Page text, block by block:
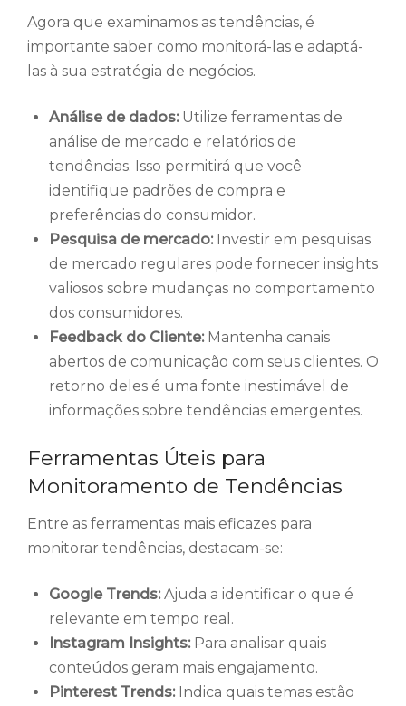
Agora que examinamos as tendências, é
importante saber como monitorá-las e adaptá-
las à sua estratégia de negócios.
Análise de dados:Utilize ferramentas de
análise de mercado e relatórios de
tendências. Isso permitirá que você
identifique padrões de compra e
preferências do consumidor.
Pesquisa de mercado:Investir em pesquisas
de mercado regulares pode fornecer insights
valiosos sobre mudanças no comportamento
dos consumidores.
Feedback do Cliente:Mantenha canais
abertos de comunicação com seus clientes. O
retorno deles é uma fonte inestimável de
informações sobre tendências emergentes.
Ferramentas Úteis para
Monitoramento de Tendências
Entre as ferramentas mais eficazes para
monitorar tendências, destacam-se:
Google Trends:Ajuda a identificar o que é
relevante em tempo real.
Instagram Insights:Para analisar quais
conteúdos geram mais engajamento.
Pinterest Trends:Indica quais temas estão